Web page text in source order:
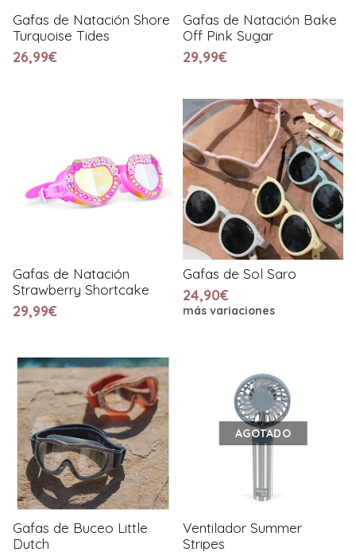
Gafas de Natación Shore
Turquoise Tides
26,99€
Gafas de Natación Bake
Off Pink Sugar
29,99€
Gafas de Natación
Strawberry Shortcake
29,99€
Gafas de Sol Saro
24,90€
más variaciones
Gafas de Buceo Little
Dutch
AGOTADO
Ventilador Summer
Stripes